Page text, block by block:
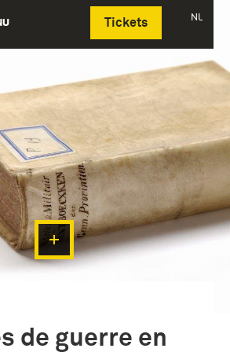
Tickets NL
Deutsch
de guerre en